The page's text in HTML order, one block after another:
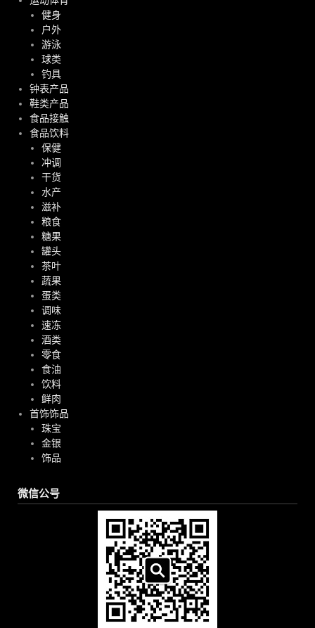
健身
户外
游泳
球类
钓具
钟表产品
鞋类产品
食品接触
食品饮料
保健
冲调
干货
水产
滋补
粮食
糖果
罐头
茶叶
蔬果
蛋类
调味
速冻
酒类
零食
食油
饮料
鲜肉
首饰饰品
珠宝
金银
饰品
微信公号